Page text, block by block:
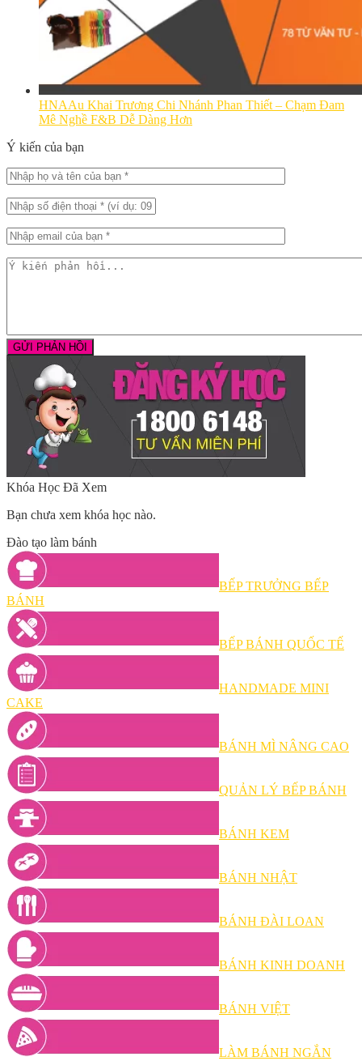
HNAAu Khai Trương Chi Nhánh Phan Thiết – Chạm Đam
Mê Nghề F&B Dễ Dàng Hơn
Ý kiến của bạn
Khóa Học Đã Xem
Bạn chưa xem khóa học nào.
Đào tạo làm bánh
BẾP TRƯỞNG BẾP
BÁNH
BẾP BÁNH QUỐC TẾ
HANDMADE MINI
CAKE
BÁNH MÌ NÂNG CAO
QUẢN LÝ BẾP BÁNH
BÁNH KEM
BÁNH NHẬT
BÁNH ĐÀI LOAN
BÁNH KINH DOANH
BÁNH VIỆT
LÀM BÁNH NGẮN